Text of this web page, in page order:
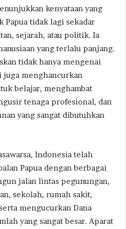
kenyataan yang
tidak lagi sekadar
sejarah, atau politik. Ia
yang terlalu panjang.
tidak hanya mengenai
juga menghancurkan
belajar, menghambat
tenaga profesional, dan
yang sangat dibutuhkan
Indonesia telah
Papua dengan berbagai
jalan lintas pegunungan,
sekolah, rumah sakit,
mengucurkan Dana
yang sangat besar. Aparat